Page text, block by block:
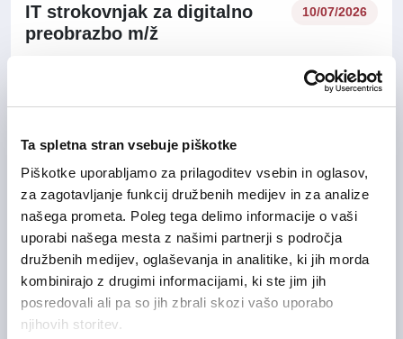
Ta spletna stran vsebuje piškotke
Piškotke uporabljamo za prilagoditev vsebin in oglasov,
za zagotavljanje funkcij družbenih medijev in za analize
našega prometa. Poleg tega delimo informacije o vaši
uporabi našega mesta z našimi partnerji s področja
družbenih medijev, oglaševanja in analitike, ki jih morda
kombinirajo z drugimi informacijami, ki ste jim jih
posredovali ali pa so jih zbrali skozi vašo uporabo
njihovih storitev.
IT strokovnjak za digitalno
preobrazbo m/ž
10/07/2026
Vodja prodaje za tuje trge
(Business Development
Manager) m/ž
02/07/2026
Prodaja in poslovni razvoj
Fleksibilno delo Podravska regija